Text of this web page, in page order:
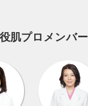
肌プロメンバー